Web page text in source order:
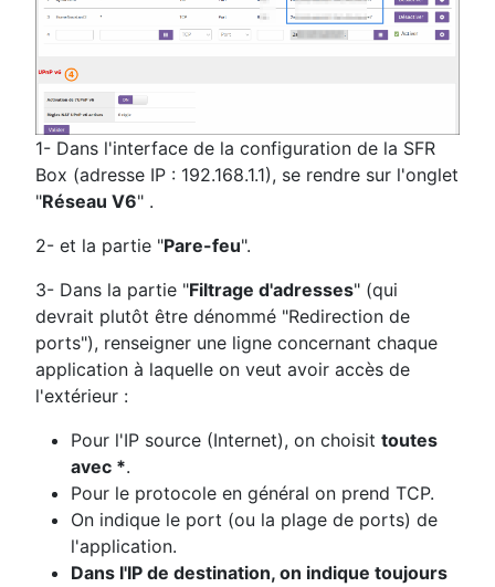
1- Dans l'interface de la configuration de la SFR
Box (adresse IP : 192.168.1.1), se rendre sur l'onglet
"Réseau V6" .
2- et la partie "Pare-feu".
3- Dans la partie "Filtrage d'adresses" (qui
devrait plutôt être dénommé "Redirection de
ports"), renseigner une ligne concernant chaque
application à laquelle on veut avoir accès de
l'extérieur :
Pour l'IP source (Internet), on choisit toutes
avec *.
Pour le protocole en général on prend TCP.
On indique le port (ou la plage de ports) de
l'application.
Dans l'IP de destination, on indique toujours